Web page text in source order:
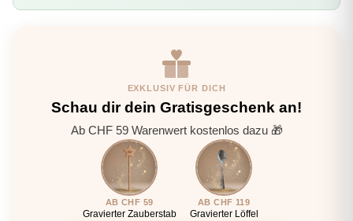
EXKLUSIV FÜR DICH
Schau dir dein Gratisgeschenk an!
Ab CHF 59 Warenwert kostenlos dazu 🎁
AB CHF 59
Gravierter Zauberstab
AB CHF 119
Gravierter Löffel